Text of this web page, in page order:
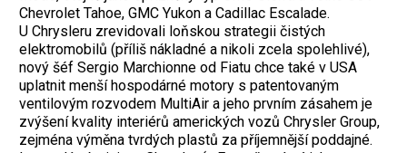
Chevrolet Tahoe, GMC Yukon a Cadillac Escalade.
U Chrysleru zrevidovali loňskou strategii čistých
elektromobilů (příliš nákladné a nikoli zcela spolehlivé),
nový šéf Sergio Marchionne od Fiatu chce také v USA
uplatnit menší hospodárné motory s patentovaným
ventilovým rozvodem MultiAir a jeho prvním zásahem je
zvýšení kvality interiérů amerických vozů Chrysler Group,
zejména výměna tvrdých plastů za příjemnější poddajné.